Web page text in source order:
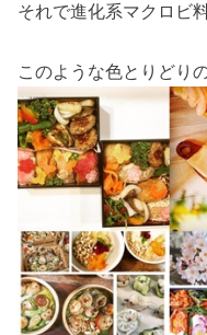
それで進化系マクロビ
このような色とりどり